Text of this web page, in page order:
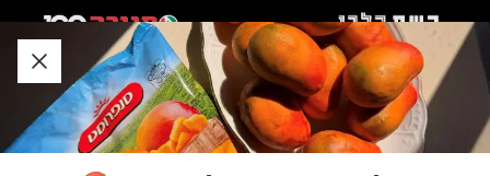
לאזור
תוכן
תחתון
חזרה לעמוד הבית